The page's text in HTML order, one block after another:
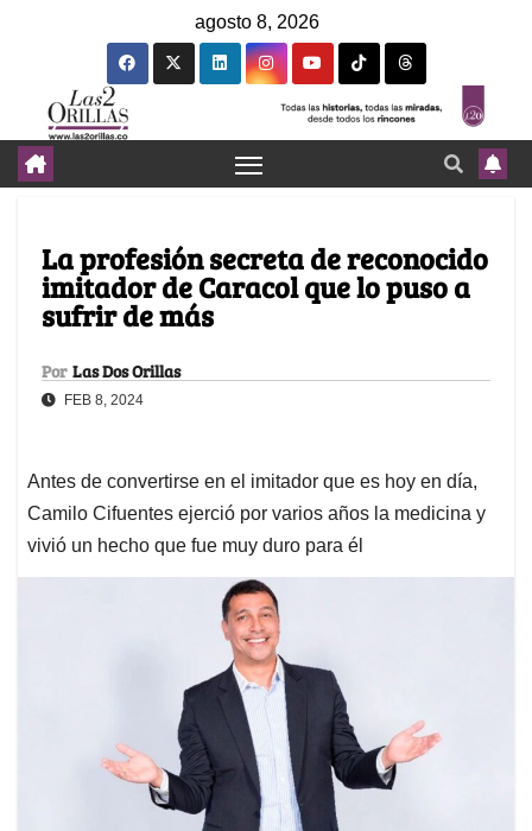
agosto 8, 2026
La profesión secreta de reconocido
imitador de Caracol que lo puso a
sufrir de más
Por Las Dos Orillas
FEB 8, 2024
Antes de convertirse en el imitador que es hoy en día,
Camilo Cifuentes ejerció por varios años la medicina y
vivió un hecho que fue muy duro para él